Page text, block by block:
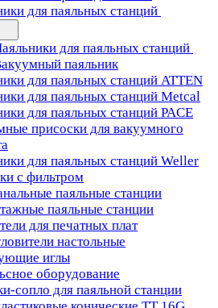
для паяльных станций
для паяльных станций
паяльник
для паяльных станций ATTEN
для паяльных станций Metcal
для паяльных станций PACE
присоски для вакуумного
для паяльных станций Weller
с фильтром
паяльные станции
паяльные станции
для печатных плат
настольные
иглы
оборудование
сопло для паяльной станции